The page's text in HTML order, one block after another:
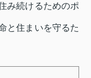
み続けるためのポ
と住まいを守るた